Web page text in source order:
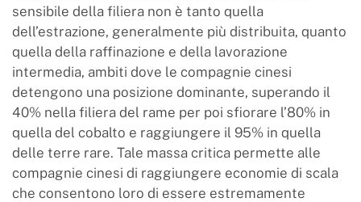
sensibile della filiera non è tanto quella
dell’estrazione, generalmente più distribuita, quanto
quella della raffinazione e della lavorazione
intermedia, ambiti dove le compagnie cinesi
detengono una posizione dominante, superando il
40% nella filiera del rame per poi sfiorare l’80% in
quella del cobalto e raggiungere il 95% in quella
delle terre rare. Tale massa critica permette alle
compagnie cinesi di raggiungere economie di scala
che consentono loro di essere estremamente